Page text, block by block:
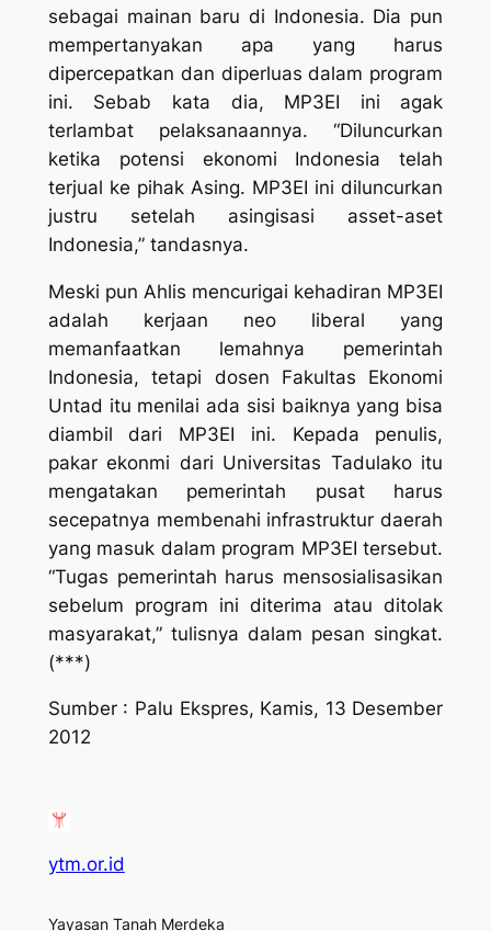
sebagai mainan baru di Indonesia. Dia pun
mempertanyakan apa yang harus
dipercepatkan dan diperluas dalam program
ini. Sebab kata dia, MP3EI ini agak
terlambat pelaksanaannya. “Diluncurkan
ketika potensi ekonomi Indonesia telah
terjual ke pihak Asing. MP3EI ini diluncurkan
justru setelah asingisasi asset-aset
Indonesia,” tandasnya.
Meski pun Ahlis mencurigai kehadiran MP3EI
adalah kerjaan neo liberal yang
memanfaatkan lemahnya pemerintah
Indonesia, tetapi dosen Fakultas Ekonomi
Untad itu menilai ada sisi baiknya yang bisa
diambil dari MP3EI ini. Kepada penulis,
pakar ekonmi dari Universitas Tadulako itu
mengatakan pemerintah pusat harus
secepatnya membenahi infrastruktur daerah
yang masuk dalam program MP3EI tersebut.
“Tugas pemerintah harus mensosialisasikan
sebelum program ini diterima atau ditolak
masyarakat,” tulisnya dalam pesan singkat.
(***)
Sumber : Palu Ekspres, Kamis, 13 Desember
2012
ytm.or.id
Yayasan Tanah Merdeka